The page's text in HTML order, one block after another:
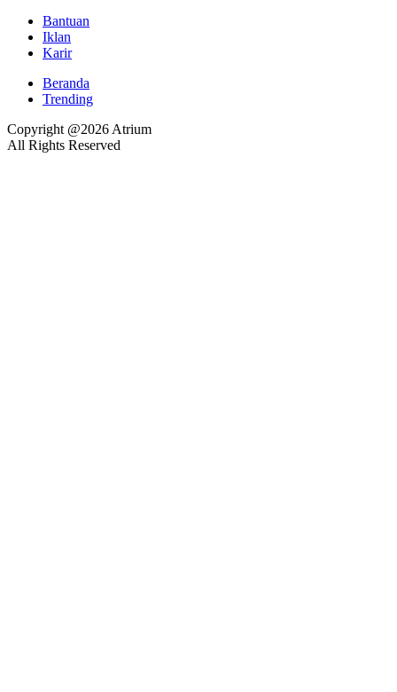
Bantuan
Iklan
Karir
Beranda
Trending
Copyright @2026 Atrium
All Rights Reserved